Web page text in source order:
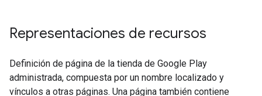
Representaciones de recursos
Definición de página de la tienda de Google Play
administrada, compuesta por un nombre localizado y
vínculos a otras páginas. Una página también contiene